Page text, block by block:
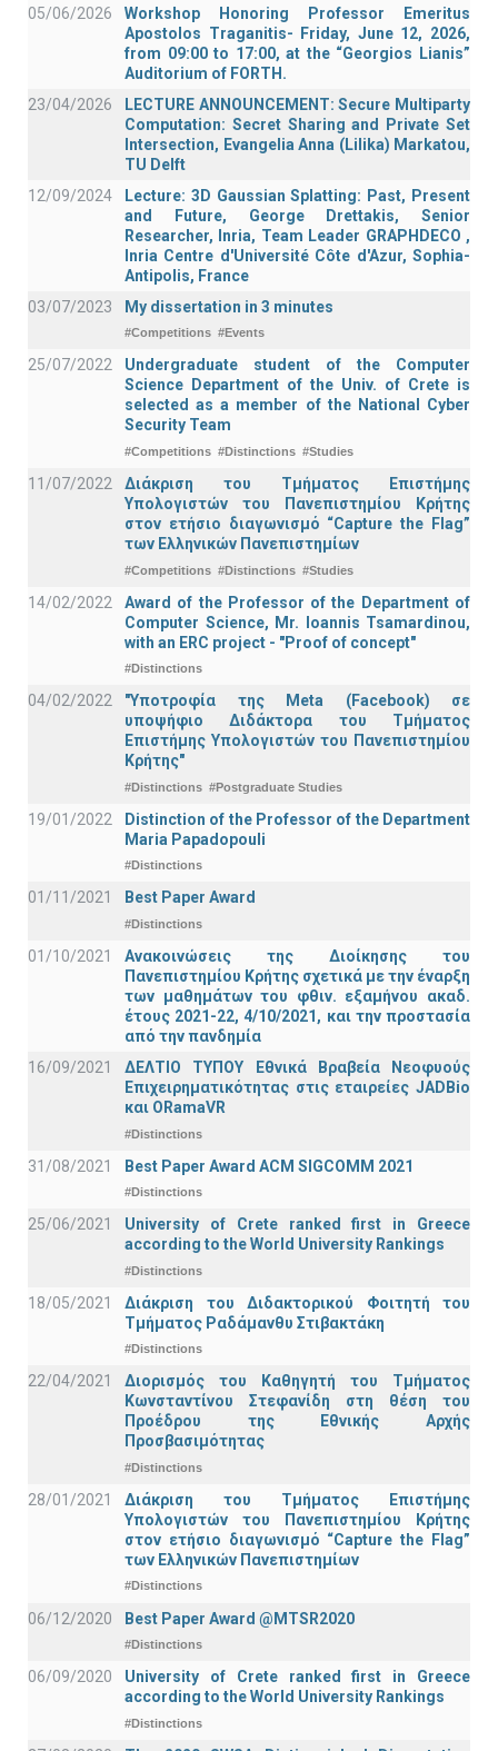
05/06/2026
Workshop Honoring Professor Emeritus
Apostolos Traganitis- Friday, June 12, 2026,
from 09:00 to 17:00, at the “Georgios Lianis”
Auditorium of FORTH.
23/04/2026
LECTURE ANNOUNCEMENT: Secure Multiparty
Computation: Secret Sharing and Private Set
Intersection, Evangelia Anna (Lilika) Markatou,
TU Delft
12/09/2024
Lecture: 3D Gaussian Splatting: Past, Present
and Future, George Drettakis, Senior
Researcher, Inria, Team Leader GRAPHDECO ,
Inria Centre d'Université Côte d'Azur, Sophia-
Antipolis, France
03/07/2023
My dissertation in 3 minutes
#Competitions #Events
25/07/2022
Undergraduate student of the Computer
Science Department of the Univ. of Crete is
selected as a member of the National Cyber
Security Team
#Competitions #Distinctions #Studies
11/07/2022
Διάκριση του Τμήματος Επιστήμης
Υπολογιστών του Πανεπιστημίου Κρήτης
στον ετήσιο διαγωνισμό “Capture the Flag”
των Ελληνικών Πανεπιστημίων
#Competitions #Distinctions #Studies
14/02/2022
Award of the Professor of the Department of
Computer Science, Mr. Ioannis Tsamardinou,
with an ERC project - "Proof of concept"
#Distinctions
04/02/2022
"Υποτροφία της Meta (Facebook) σε
υποψήφιο Διδάκτορα του Τμήματος
Επιστήμης Υπολογιστών του Πανεπιστημίου
Κρήτης"
#Distinctions #Postgraduate Studies
19/01/2022
Distinction of the Professor of the Department
Maria Papadopouli
#Distinctions
01/11/2021 Best Paper Award
#Distinctions
01/10/2021
Ανακοινώσεις της Διοίκησης του
Πανεπιστημίου Κρήτης σχετικά με την έναρξη
των μαθημάτων του φθιν. εξαμήνου ακαδ.
έτους 2021-22, 4/10/2021, και την προστασία
από την πανδημία
16/09/2021
ΔΕΛΤΙΟ ΤΥΠΟΥ Εθνικά Βραβεία Νεοφυούς
Επιχειρηματικότητας στις εταιρείες JADBio
και ORamaVR
#Distinctions
31/08/2021 Best Paper Award ACM SIGCOMM 2021
#Distinctions
25/06/2021
University of Crete ranked first in Greece
according to the World University Rankings
#Distinctions
18/05/2021
Διάκριση του Διδακτορικού Φοιτητή του
Τμήματος Ραδάμανθυ Στιβακτάκη
#Distinctions
22/04/2021
Διορισμός του Καθηγητή του Τμήματος
Κωνσταντίνου Στεφανίδη στη θέση του
Προέδρου της Εθνικής Αρχής
Προσβασιμότητας
#Distinctions
28/01/2021
Διάκριση του Τμήματος Επιστήμης
Υπολογιστών του Πανεπιστημίου Κρήτης
στον ετήσιο διαγωνισμό “Capture the Flag”
των Ελληνικών Πανεπιστημίων
#Distinctions
06/12/2020 Best Paper Award @MTSR2020
#Distinctions
06/09/2020
University of Crete ranked first in Greece
according to the World University Rankings
#Distinctions